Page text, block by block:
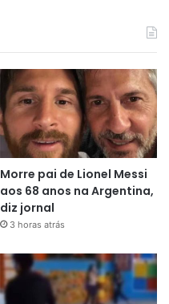
Morre pai de Lionel Messi
aos 68 anos na Argentina,
diz jornal
3 horas atrás